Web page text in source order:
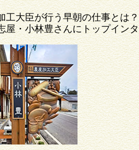
工大臣が行う早朝の仕事とは？
屋・小林豊さんにトップイン